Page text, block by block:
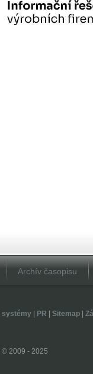
Archív časopisu
systémy| PR Sitemap|
© 2009 - 2025